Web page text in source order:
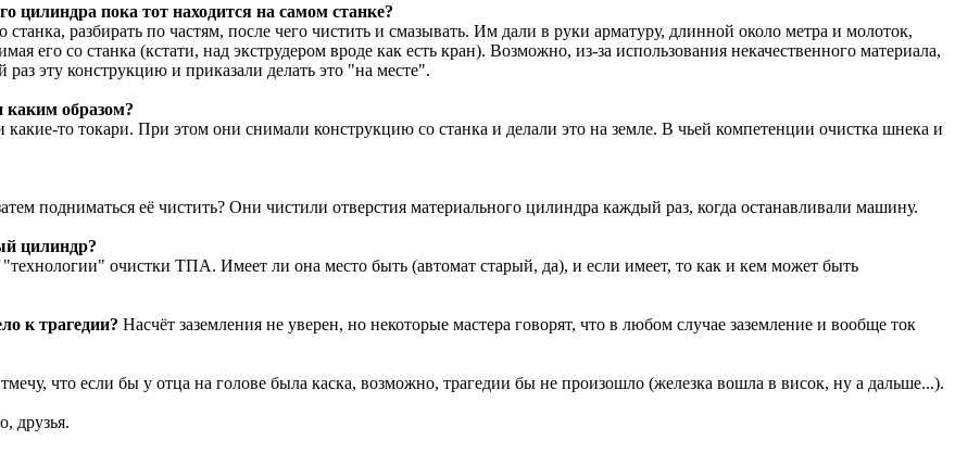
цилиндра пока тот находится на самом станке?
разбирать по частям, после чего чистить и смазывать. Им дали в руки арматуру, длинной около метра и молоток,
со станка (кстати, над экструдером вроде как есть кран). Возможно, из-за использования некачественного материала,
эту конструкцию и приказали делать это "на месте".
каким образом?
то токари. При этом они снимали конструкцию со станка и делали это на земле. В чьей компетенции очистка шнека и
подниматься её чистить? Они чистили отверстия материального цилиндра каждый раз, когда останавливали машину.
цилиндр?
очистки ТПА. Имеет ли она место быть (автомат старый, да), и если имеет, то как и кем может быть
к трагедии? Насчёт заземления не уверен, но некоторые мастера говорят, что в любом случае заземление и вообще ток
что если бы у отца на голове была каска, возможно, трагедии бы не произошло (железка вошла в висок, ну а дальше...).
друзья.